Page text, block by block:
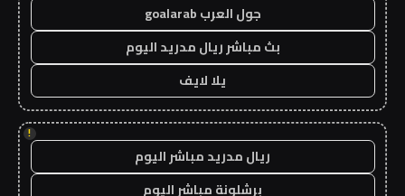
جول العرب goalarab
بث مباشر ريال مدريد اليوم
يلا لايف
!
ريال مدريد مباشر اليوم
برشلونة مباشر اليوم